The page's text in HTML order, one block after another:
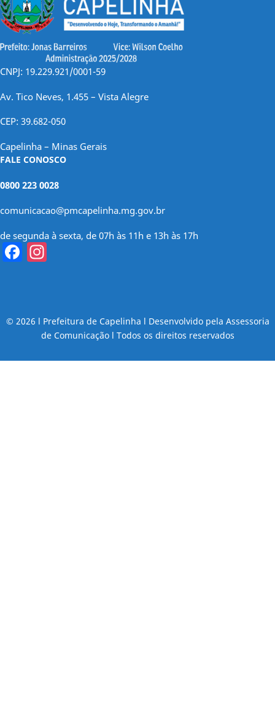
CNPJ: 19.229.921/0001-59
Av. Tico Neves, 1.455 – Vista Alegre
CEP: 39.682-050
Capelinha – Minas Gerais
FALE CONOSCO
0800 223 0028
comunicacao@pmcapelinha.mg.gov.br
de segunda à sexta, de 07h às 11h e 13h às 17h
Facebook
© 2026 l Prefeitura de Capelinha l Desenvolvido pela Assessoria
de Comunicação l Todos os direitos reservados